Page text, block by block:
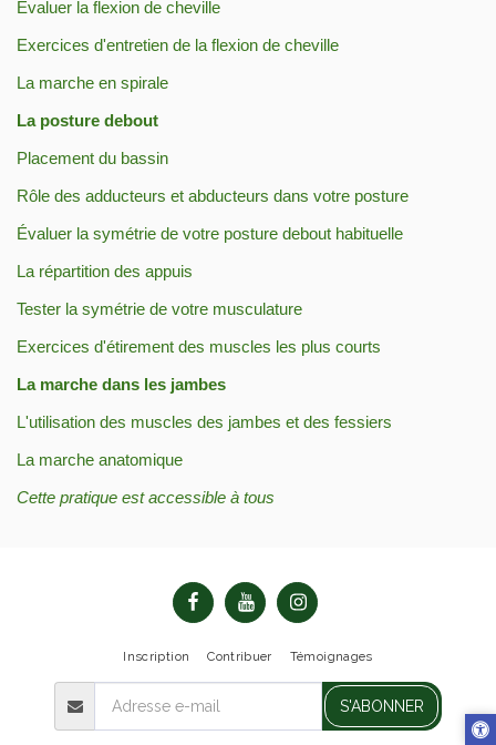
Évaluer la flexion de cheville
Exercices d'entretien de la flexion de cheville
La marche en spirale
La posture debout
Placement du bassin
Rôle des adducteurs et abducteurs dans votre posture
Évaluer la symétrie de votre posture debout habituelle
La répartition des appuis
Tester la symétrie de votre musculature
Exercices d'étirement des muscles les plus courts
La marche dans les jambes
L'utilisation des muscles des jambes et des fessiers
La marche anatomique
Cette pratique est accessible à tous
Inscription Contribuer Témoignages
S'ABONNER